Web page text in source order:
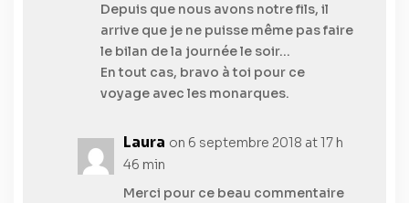
Depuis que nous avons notre fils, il
arrive que je ne puisse même pas faire
le bilan de la journée le soir…
En tout cas, bravo à toi pour ce
voyage avec les monarques.
Laura on 6 septembre 2018 at 17 h
46 min
Merci pour ce beau commentaire